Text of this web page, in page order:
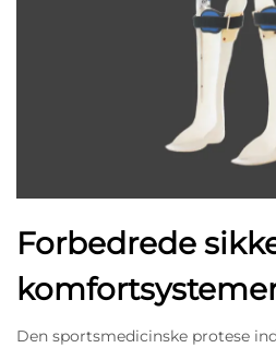
Forbedrede
Den sportsmedicinske protese